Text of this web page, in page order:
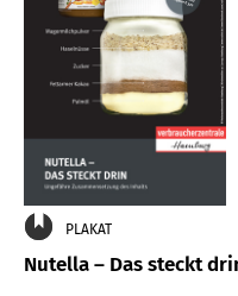
PLAKAT
Nutella – Das steckt